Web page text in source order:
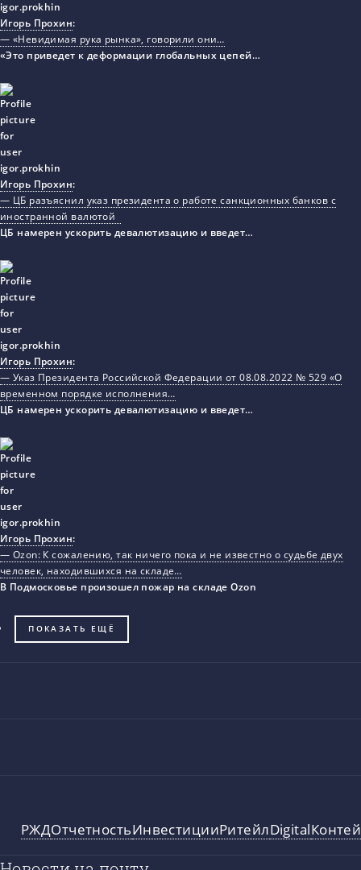
Игорь Прохин:
— «Невидимая рука рынка», говорили они…
«Это приведет к деформации глобальных цепей…
Игорь Прохин:
— ЦБ разъяснил указ президента о работе санкционных банков с
иностранной валютой
ЦБ намерен ускорить девалютизацию и введет…
Игорь Прохин:
— Указ Президента Российской Федерации от 08.08.2022 № 529 «О
временном порядке исполнения…
ЦБ намерен ускорить девалютизацию и введет…
Игорь Прохин:
— Ozon: К сожалению, так ничего пока и не известно о судьбе двух
человек, находившихся на складе…
В Подмосковье произошел пожар на складе Ozon
ПОКАЗАТЬ ЕЩЁ
РЖДОтчетностьИнвестицииРитейлDigital